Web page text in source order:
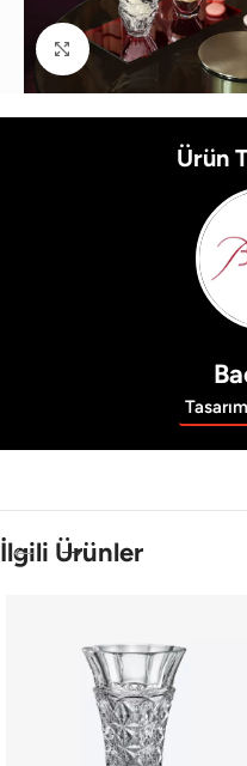
Büyütmek için
Ürün
İlgili Ürünler